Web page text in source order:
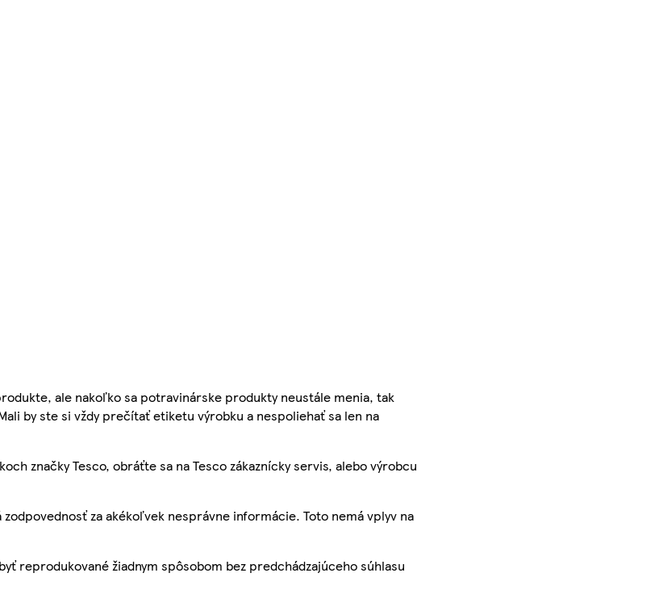
ale nakoľko sa potravinárske produkty neustále menia, tak
by ste si vždy prečítať etiketu výrobku a nespoliehať sa len na
značky Tesco, obráťte sa na Tesco zákaznícky servis, alebo výrobcu
za akékoľvek nesprávne informácie. Toto nemá vplyv na
reprodukované žiadnym spôsobom bez predchádzajúceho súhlasu